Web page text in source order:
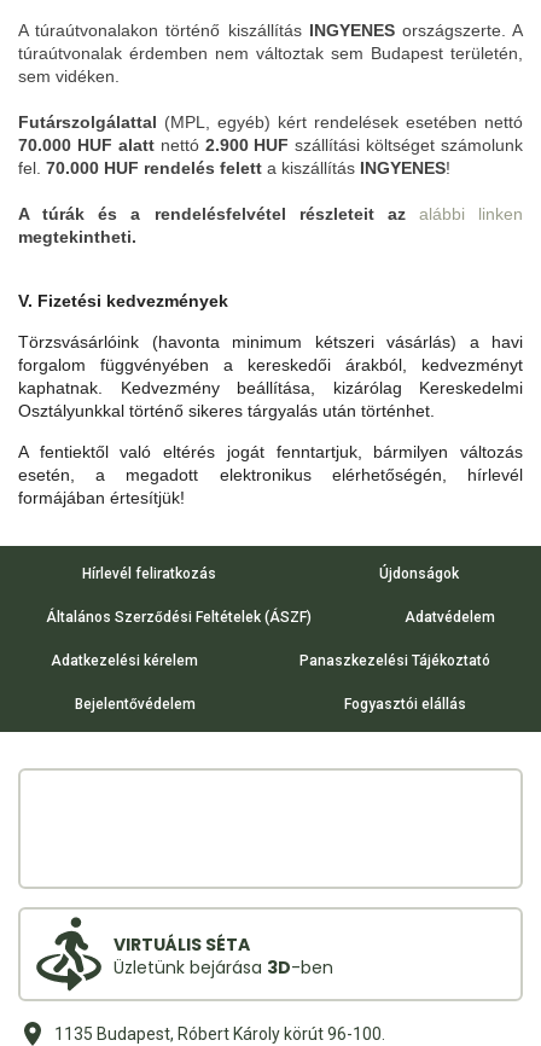
A túraútvonalakon történő kiszállításINGYENESországszerte. A
túraútvonalak érdemben nem változtak sem Budapest területén,
sem vidéken.
Futárszolgálattal (MPL, egyéb) kért rendelések esetében nettó
70.000 HUF alattnettó 2.900 HUF szállítási költséget számolunk
fel. 70.000 HUF rendelés felett a kiszállítás INGYENES!
A túrák és a rendelésfelvétel részleteit az alábbi linken
megtekintheti.
V. Fizetési kedvezmények
Törzsvásárlóink (havonta minimum kétszeri vásárlás) a havi
forgalom függvényében a kereskedői árakból, kedvezményt
kaphatnak. Kedvezmény beállítása, kizárólag Kereskedelmi
Osztályunkkal történő sikeres tárgyalás után történhet.
A fentiektől való eltérés jogát fenntartjuk, bármilyen változás
esetén, a megadott elektronikus elérhetőségén, hírlevél
formájában értesítjük!
Hírlevél feliratkozás Újdonságok
Általános Szerződési Feltételek (ÁSZF) Adatvédelem
Adatkezelési kérelem Panaszkezelési Tájékoztató
Bejelentővédelem Fogyasztói elállás
VIRTUÁLIS SÉTA
Üzletünk bejárása 3D-ben
1135 Budapest, Róbert Károly körút 96-100.